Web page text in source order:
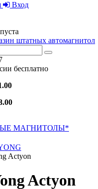
Вход
штатных автомагнитол
бесплатно
МАГНИТОЛЫ*
Actyon
Actyon